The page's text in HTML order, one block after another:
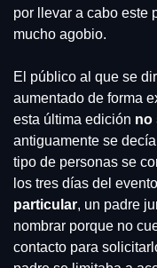
por llevar a cabo este
mucho agobio.
El público al que se
aumentado de forma
esta última edición no
antiguamente se
tipo de personas se
los tres días del
particular, un padre
nombrar porque no
contacto para